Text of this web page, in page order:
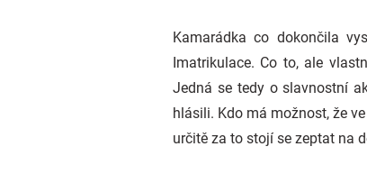
Kamarádka co dokončila
Imatrikulace. Co to, ale
Jedná se tedy o slavnostní
hlásili. Kdo má možnost, že
určitě za to stojí se zeptat na